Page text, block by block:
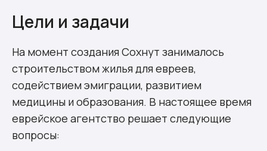
Цели и задачи
На момент создания Сохнут занималось
строительством жилья для евреев,
содействием эмиграции, развитием
медицины и образования. В настоящее время
еврейское агентство решает следующие
вопросы: